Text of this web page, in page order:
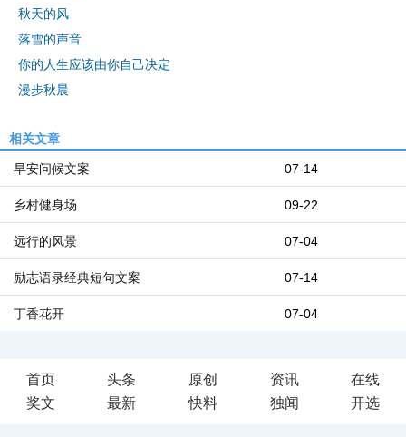
秋天的风
落雪的声音
你的人生应该由你自己决定
漫步秋晨
相关文章
07-14
早安问候文案
09-22
乡村健身场
07-04
远行的风景
07-14
励志语录经典短句文案
07-04
丁香花开
首页 头条 原创 资讯
在线
奖文
最新 快料 独闻 开选